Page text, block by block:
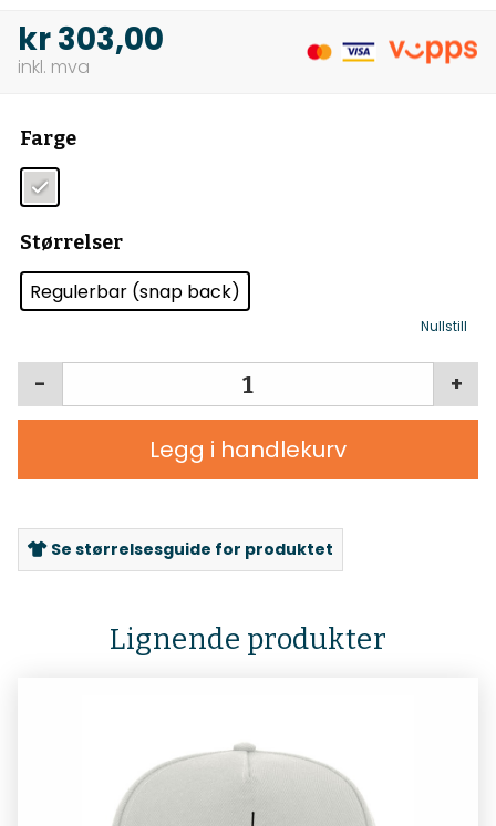
kr303,00
Farge
Størrelser
Regulerbar (snap back)
Nullstill
+
-
Legg i handlekurv
Se størrelsesguide for produktet
Lignende produkter